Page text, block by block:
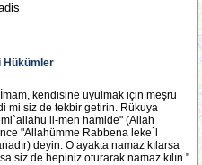
Hükümler
kendisine uyulmak için meşru
mi siz de tekbir getirin. Rükuya
li-men hamide" (Allah
"Allahümme Rabbena leke`l
deyin. O ayakta namaz kılarsa
siz de hepiniz oturarak namaz kılın."